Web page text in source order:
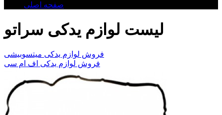
صفحه اصلی
لیست لوازم یدکی سراتو
فروش لوازم یدکی میتسوبیشی
فروش لوازم یدکی اف ام سی